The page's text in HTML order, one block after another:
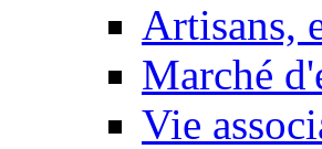
Artisans,
Marché
Vie